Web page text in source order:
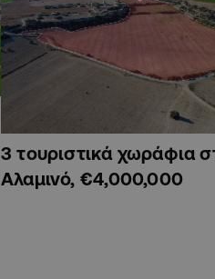
3 τουριστικά χωράφια
Αλαμινό, €4,000,000